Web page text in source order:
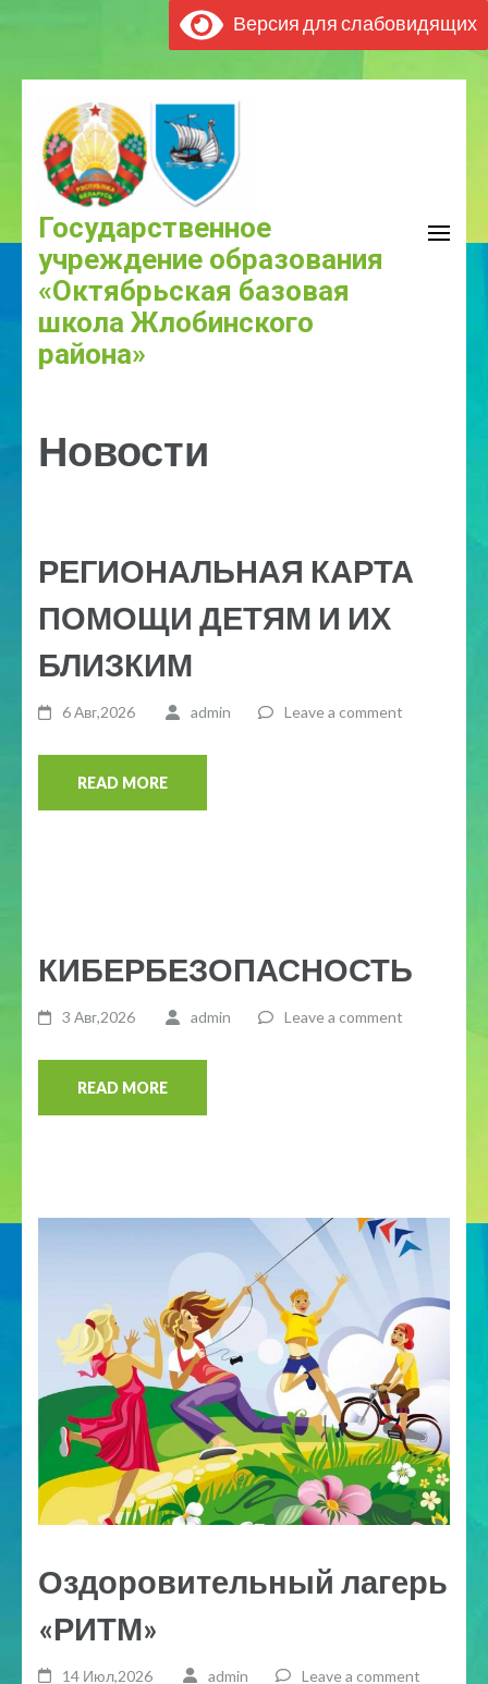
Версия для слабовидящих
Государственное
учреждение образования
«Октябрьская базовая
школа Жлобинского
района»
Новости
РЕГИОНАЛЬНАЯ КАРТА
ПОМОЩИ ДЕТЯМ И ИХ
БЛИЗКИМ
6 Авг,2026 admin Leave a comment
READ MORE
КИБЕРБЕЗОПАСНОСТЬ
3 Авг,2026 admin Leave a comment
READ MORE
Оздоровительный лагерь
«РИТМ»
14 Июл,2026 admin Leave a comment